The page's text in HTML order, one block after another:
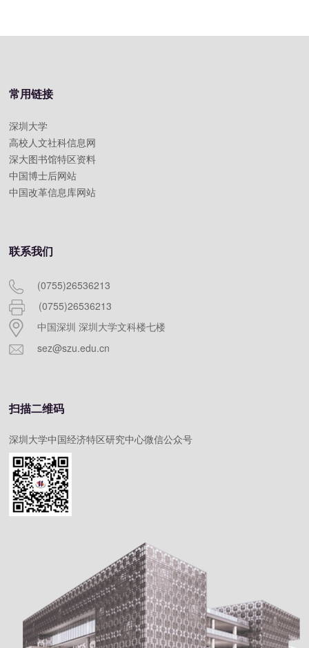
常用链接
深圳大学
高校人文社科信息网
深大图书馆特区资料
中国博士后网站
中国改革信息库网站
联系我们
(0755)26536213
(0755)26536213
中国深圳 深圳大学文科楼七楼
sez@szu.edu.cn
扫描二维码
深圳大学中国经济特区研究中心微信公众号